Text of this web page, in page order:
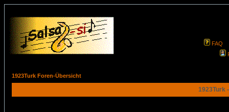
FAQ
1923Turk Foren-Übersicht
1923Turk